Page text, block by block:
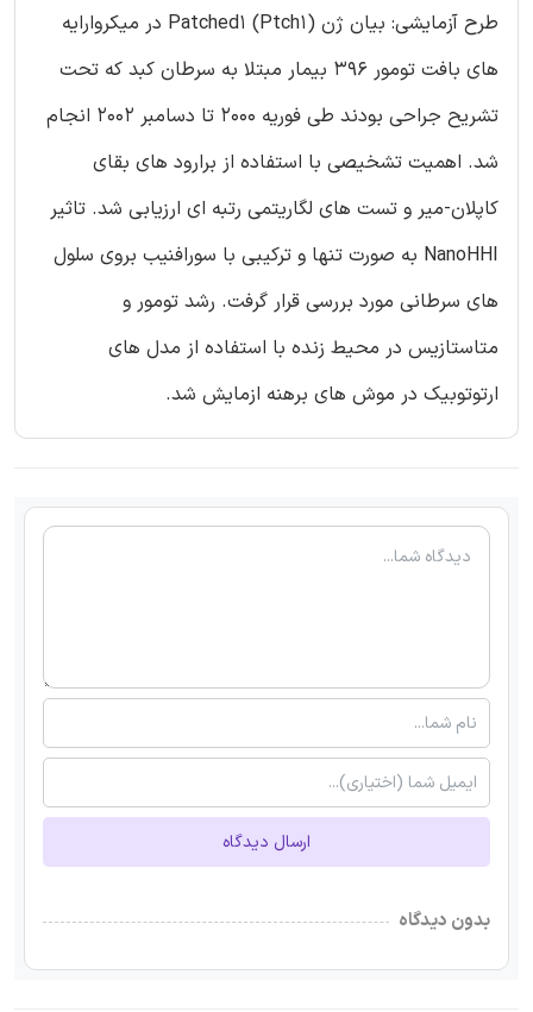
طرح آزمایشی: بیان ژن Patched1 (Ptch1) در میکروارایه
های بافت تومور ۳۹۶ بیمار مبتلا به سرطان کبد که تحت
تشریح جراحی بودند طی فوریه ۲۰۰۰ تا دسامبر ۲۰۰۲ انجام
شد. اهمیت تشخیصی با استفاده از برارود های بقای
کاپلان-میر و تست های لگاریتمی رتبه ای ارزیابی شد. تاثیر
NanoHHI به صورت تنها و ترکیبی با سورافنیب بروی سلول
های سرطانی مورد بررسی قرار گرفت. رشد تومور و
متاستازیس در محیط زنده با استفاده از مدل های
ارتوتوبیک در موش های برهنه ازمایش شد.
ارسال دیدگاه
بدون دیدگاه